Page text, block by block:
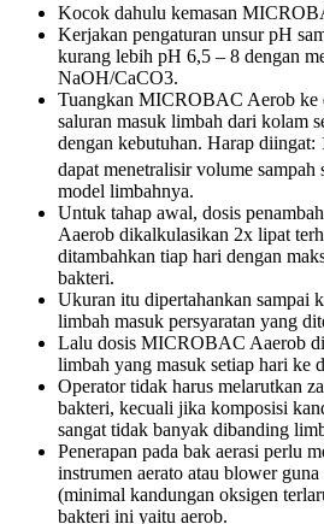
Kocok dahulu kemasan
Kerjakan pengaturan unsur pH
kurang lebih pH 6,5 – 8 dengan
NaOH/CaCO3.
Tuangkan MICROBAC Aerob ke
saluran masuk limbah dari kolam
dengan kebutuhan. Harap
dapat menetralisir volume sampah
model limbahnya.
Untuk tahap awal, dosis
Aaerob dikalkulasikan 2x lipat
ditambahkan tiap hari dengan
bakteri.
Ukuran itu dipertahankan sampai
limbah masuk persyaratan yang
Lalu dosis MICROBAC Aaerob
limbah yang masuk setiap hari ke
Operator tidak harus melarutkan
bakteri, kecuali jika komposisi
sangat tidak banyak dibanding
Penerapan pada bak aerasi perlu
instrumen aerato atau blower
(minimal kandungan oksigen
bakteri ini yaitu aerob.